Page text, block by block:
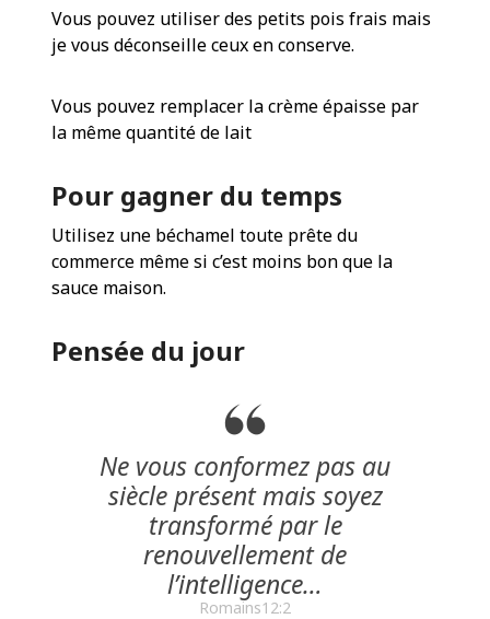
Vous pouvez utiliser des petits pois frais mais
je vous déconseille ceux en conserve.
Vous pouvez remplacer la crème épaisse par
la même quantité de lait
Pour gagner du temps
Utilisez une béchamel toute prête du
commerce même si c’est moins bon que la
sauce maison.
Pensée du jour
Ne vous conformez pas au
siècle présent mais soyez
transformé par le
renouvellement de
l’intelligence…
Romains12:2